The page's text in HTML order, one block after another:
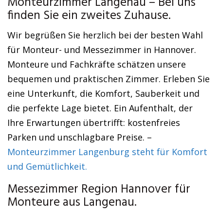
finden Sie ein zweites Zuhause.
Wir begrüßen Sie herzlich bei der besten Wahl
für Monteur- und Messezimmer in Hannover.
Monteure und Fachkräfte schätzen unsere
bequemen und praktischen Zimmer. Erleben Sie
eine Unterkunft, die Komfort, Sauberkeit und
die perfekte Lage bietet. Ein Aufenthalt, der
Ihre Erwartungen übertrifft: kostenfreies
Parken und unschlagbare Preise. –
Monteurzimmer Langenburg steht für Komfort
und Gemütlichkeit.
Messezimmer Region Hannover für
Monteure aus Langenau.